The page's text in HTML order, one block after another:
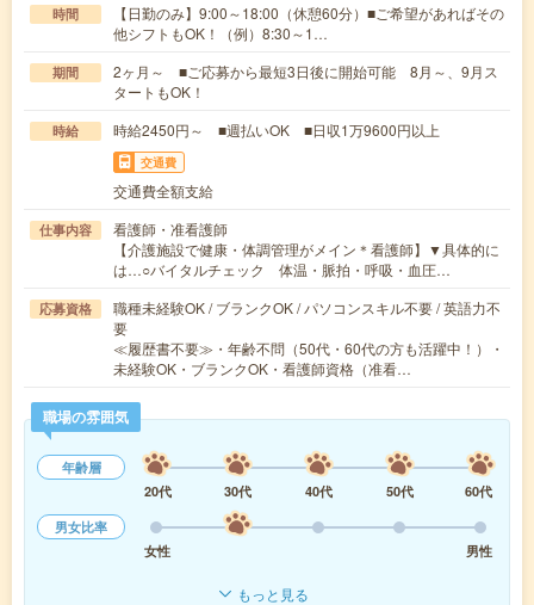
時間
【日勤のみ】9:00～18:00（休憩60分）■ご希望があればその
他シフトもOK！（例）8:30～1…
期間
2ヶ月～ ■ご応募から最短3日後に開始可能 8月～、9月ス
タートもOK！
時給 時給2450円～ ■週払いOK ■日収1万9600円以上
交通費
交通費全額支給
仕事内容
看護師・准看護師
【介護施設で健康・体調管理がメイン＊看護師】▼具体的に
は…○バイタルチェック 体温・脈拍・呼吸・血圧…
応募資格
職種未経験OK / ブランクOK / パソコンスキル不要 / 英語力不
要
≪履歴書不要≫・年齢不問（50代・60代の方も活躍中！）・
未経験OK・ブランクOK・看護師資格（准看…
職場の雰囲気
年齢層
20代
30代 40代 50代
60代
男女比率
女性
男性
もっと見る